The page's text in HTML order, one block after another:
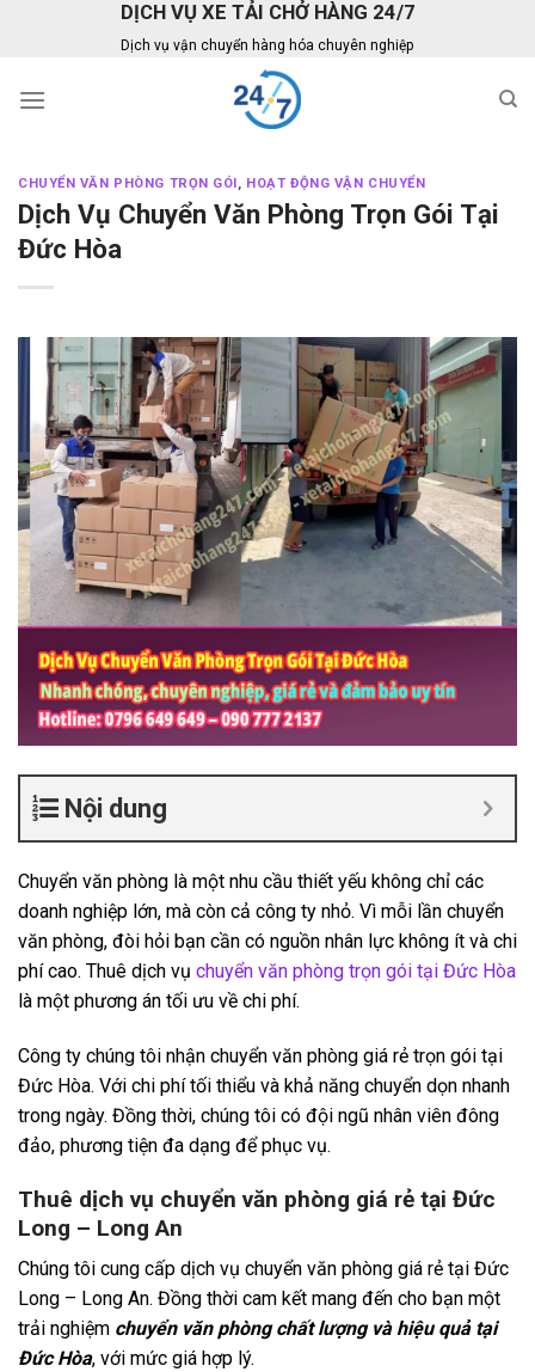
DỊCH VỤ XE TẢI CHỞ HÀNG 24/7
Dịch vụ vận chuyển hàng hóa chuyên nghiệp
CHUYỂN VĂN PHÒNG TRỌN GÓI , HOẠT ĐỘNG VẬN CHUYỂN
Dịch Vụ Chuyển Văn Phòng Trọn Gói Tại
Đức Hòa
Nội dung
Chuyển văn phòng là một nhu cầu thiết yếu không chỉ các
doanh nghiệp lớn, mà còn cả công ty nhỏ. Vì mỗi lần chuyển
văn phòng, đòi hỏi bạn cần có nguồn nhân lực không ít và chi
phí cao. Thuê dịch vụ chuyển văn phòng trọn gói tại Đức Hòa
là một phương án tối ưu về chi phí.
Công ty chúng tôi nhận chuyển văn phòng giá rẻ trọn gói tại
Đức Hòa. Với chi phí tối thiểu và khả năng chuyển dọn nhanh
trong ngày. Đồng thời, chúng tôi có đội ngũ nhân viên đông
đảo, phương tiện đa dạng để phục vụ.
Thuê dịch vụ chuyển văn phòng giá rẻ tại Đức
Long – Long An
Chúng tôi cung cấp dịch vụ chuyển văn phòng giá rẻ tại Đức
Long – Long An. Đồng thời cam kết mang đến cho bạn một
trải nghiệm chuyển văn phòng chất lượng và hiệu quả tại
Đức Hòa, với mức giá hợp lý.